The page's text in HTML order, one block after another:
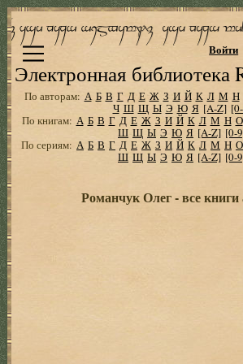
Электронная библиотека
Войти
По авторам: А Б В Г Д Е Ж З И Й К Л М Н
Ч Ш Щ Ы Э Ю Я [A-Z]
По книгам: А Б В Г Д Е Ж З И Й К Л М Н О
Ш Щ Ы Э Ю Я [A-Z] [0-
По сериям: А Б В Г Д Е Ж З И Й К Л М Н О
Ш Щ Ы Э Ю Я [A-Z] [0-
Романчук Олег - все книги